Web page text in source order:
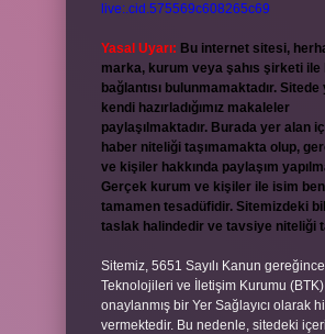
live:.cid.575569c608265c69
Yasal Uyarı: Bu internet sitesi,
marka, kurum veya şahıs şirketi ile
bağlantısı bulunmamaktadır. Sitede
kendi hazırladığımız makaleler
paylaşılmaktadır. Burada yer alan
haber niteliği taşımamakta olup,
ve kişiler hakkında paylaşım
Gerçek kurum ve kişiler ile isim
tamamen tesadüfidir. Sitemizdeki
taslak halindedir ve tavsiye niteliği
Sitemiz, 5651 Sayılı Kanun
Teknolojileri ve İletişim Kurumu (BTK)
onaylanmış bir Yer Sağlayıcı olarak
vermektedir. Bu nedenle, sitedeki